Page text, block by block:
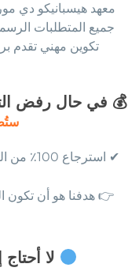
معهد هيسبانيكو دي
جميع المتطلبات
تكوين مهني تقدم
💰 في حال رفض
👉 هدفنا هو أن تكون
لا أحتاج